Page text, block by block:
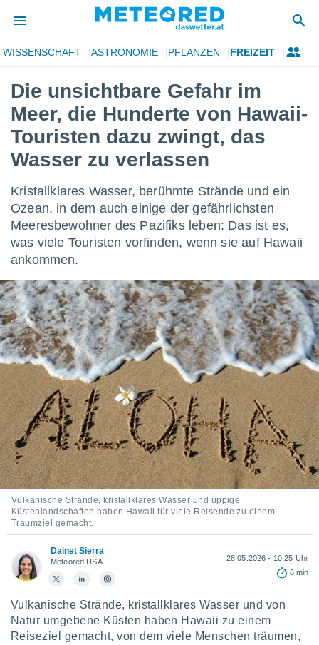
wurde
dass
sind.
diese
die
auf
basiert,
uns,
zu
Ihnen
zur
stellen.
die
und
und
davon, ob
AKZEPTIEREN
UND
FORTFAHREN
EINSTELLUNGEN
WISSENSCHAFT ASTRONOMIE PFLANZEN FREIZEIT
Die unsichtbare Gefahr im
Meer, die Hunderte von Hawaii-
Touristen dazu zwingt, das
Wasser zu verlassen
Kristallklares Wasser, berühmte Strände und ein
Ozean, in dem auch einige der gefährlichsten
Meeresbewohner des Pazifiks leben: Das ist es,
was viele Touristen vorfinden, wenn sie auf Hawaii
ankommen.
Vulkanische Strände, kristallklares Wasser und üppige
Küstenlandschaften haben Hawaii für viele Reisende zu einem
Traumziel gemacht.
Dainet Sierra
Meteored USA
28.05.2026 - 10:25 Uhr
6 min
Vulkanische Strände, kristallklares Wasser und von
Natur umgebene Küsten haben Hawaii zu einem
Reiseziel gemacht, von dem viele Menschen träumen,